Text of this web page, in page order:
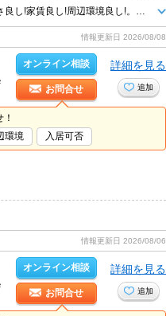
情報更新日 2026/08/08
オンライン相談
お問合せ
詳細を見る
追加
環境 入居可否
情報更新日 2026/08/06
オンライン相談
お問合せ
詳細を見る
追加